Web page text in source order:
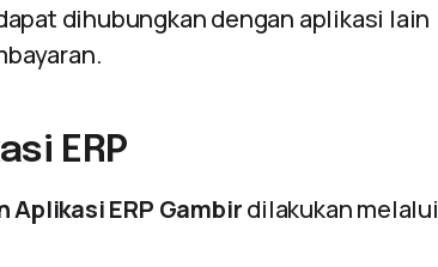
dihubungkan dengan aplikasi lain
ERP
Aplikasi ERP Gambirdilakukan melalui